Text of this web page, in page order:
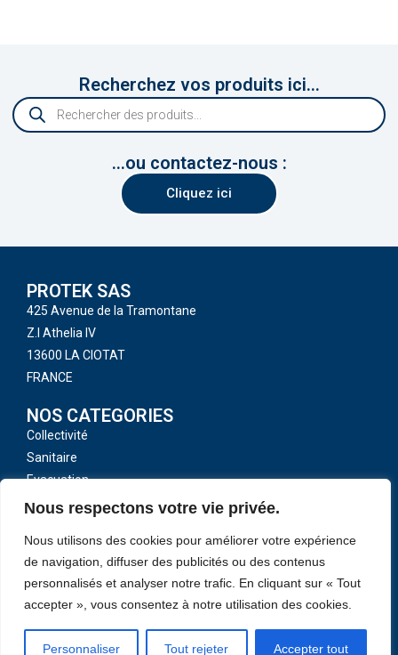
Nous respectons votre vie privée.
Nous utilisons des cookies pour améliorer votre expérience
de navigation, diffuser des publicités ou des contenus
personnalisés et analyser notre trafic. En cliquant sur « Tout
accepter », vous consentez à notre utilisation des cookies.
Personnaliser Tout rejeter Accepter tout
Recherchez vos produits ici...
...ou contactez-nous :
Cliquez ici
PROTEK SAS
425 Avenue de la Tramontane
Z.I Athelia IV
13600 LA CIOTAT
FRANCE
NOS CATEGORIES
Collectivité
Sanitaire
Evacuation
Toutes nos catégories
LIENS UTILES
CGV
Mentions légales
Politique de confidentialité
Contactez-Nous